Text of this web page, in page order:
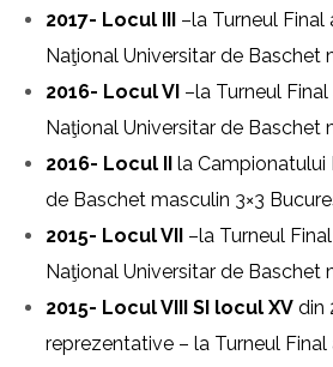
2017- Locul III –la Turneul
Naţional Universitar de Baschet
2016- Locul VI –la Turneul
Naţional Universitar de Baschet
2016- Locul II la Campionatului
de Baschet masculin 3×3
2015- Locul VII –la Turneul
Naţional Universitar de Baschet
2015- Locul VIII SI locul XV din
reprezentative – la Turneul